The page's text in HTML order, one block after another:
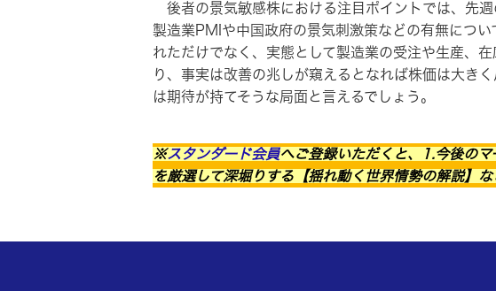
後者の景気敏感株における注目ポイントでは、先
製造業PMIや中国政府の景気刺激策などの有無につ
れただけでなく、実態として製造業の受注や生産、
り、事実は改善の兆しが窺えるとなれば株価は大き
は期待が持てそうな局面と言えるでしょう。
※スタンダード会員へご登録いただくと、1.今後の
を厳選して深堀りする【揺れ動く世界情勢の解説】